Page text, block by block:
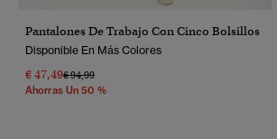
Pantalones De Trabajo Con Cinco Bolsillos
Disponible En Más Colores
€ 47,49Precio Rebajado De
€ 94,99A
Ahorras Un 50 %